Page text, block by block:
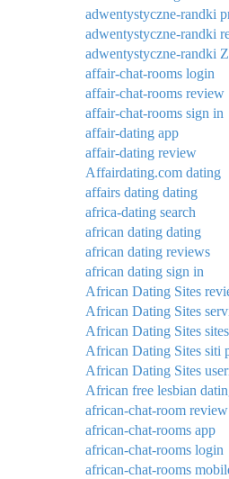
adwentystyczne-randki
adwentystyczne-randki
adwentystyczne-randki
affair-chat-rooms login
affair-chat-rooms review
affair-chat-rooms sign in
affair-dating app
affair-dating review
Affairdating.com dating
affairs dating dating
africa-dating search
african dating dating
african dating reviews
african dating sign in
African Dating Sites
African Dating Sites
African Dating Sites sites
African Dating Sites siti
African Dating Sites
African free lesbian
african-chat-room review
african-chat-rooms app
african-chat-rooms login
african-chat-rooms